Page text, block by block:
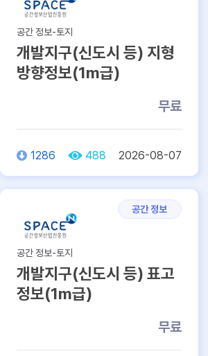
공간 정보-토지
개발지구(신도시 등) 지형
방향정보(1m급)
무료
1286 488 2026-08-07
공간 정보
공간 정보-토지
개발지구(신도시 등) 표고
정보(1m급)
무료